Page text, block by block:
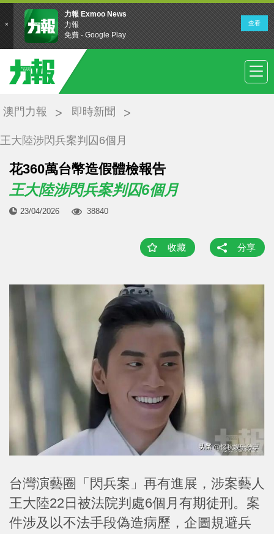
澳門力報 即時新聞
王大陸涉閃兵案判囚6個月
花360萬台幣造假體檢報告
王大陸涉閃兵案判囚6個月
23/04/2026 38840
收藏 分享
台灣演藝圈「閃兵案」再有進展，涉案藝人
王大陸22日被法院判處6個月有期徒刑。案
件涉及以不法手段偽造病歷，企圖規避兵